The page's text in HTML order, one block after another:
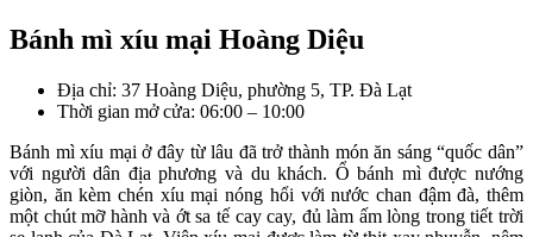
Bánh mì xíu mại Hoàng Diệu
Địa chỉ: 37 Hoàng Diệu, phường 5, TP. Đà Lạt
Thời gian mở cửa: 06:00 – 10:00
Bánh mì xíu mại ở đây từ lâu đã trở thành món ăn sáng “quốc dân”
với người dân địa phương và du khách. Ổ bánh mì được nướng
giòn, ăn kèm chén xíu mại nóng hổi với nước chan đậm đà, thêm
một chút mỡ hành và ớt sa tế cay cay, đủ làm ấm lòng trong tiết trời